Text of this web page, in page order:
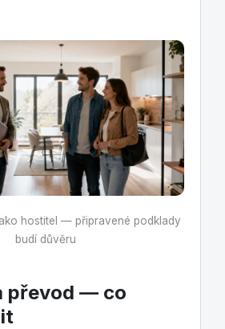
hostitel — připravené podklady
budí důvěru
převod — co